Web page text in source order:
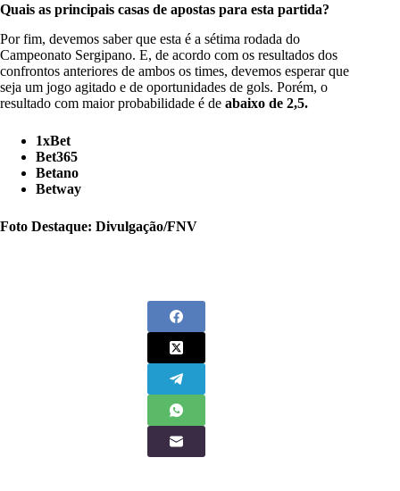
Quais as principais casas de apostas para esta partida?
Por fim, devemos saber que esta é a sétima rodada do
Campeonato Sergipano. E, de acordo com os resultados dos
confrontos anteriores de ambos os times, devemos esperar que
seja um jogo agitado e de oportunidades de gols. Porém, o
resultado com maior probabilidade é de abaixo de 2,5.
1xBet
Bet365
Betano
Betway
Foto Destaque: Divulgação/FNV